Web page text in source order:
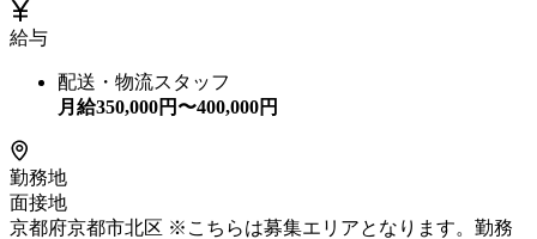
給与
配送・物流スタッフ
月給350,000円〜400,000円
勤務地
面接地
京都府京都市北区 ※こちらは募集エリアとなります。勤務